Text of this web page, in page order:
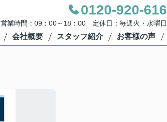
0120-920-616
営業時間：09：00～18：00 定休日：毎週火・水曜日
会社概要 スタッフ紹介 お客様の声